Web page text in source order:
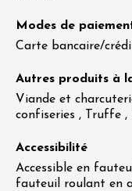
Modes de
Carte bancaire/
Autres produits à
Viande et
confiseries , Truffe ,
Accessibilité
Accessible en
fauteuil roulant en